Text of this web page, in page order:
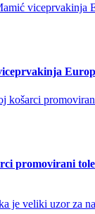
promovirani